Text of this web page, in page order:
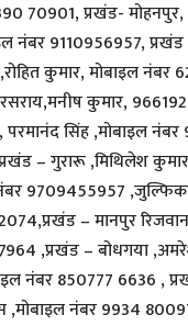
70901, प्रखंड-
नंबर 9110956957,
कुमार, मोबाइल नंबर
कुमार,
सिंह ,मोबाइल
– गुरारू ,मिथिलेश
9709455957
– मानपुर
,प्रखंड – बोधगया
नंबर 850777 6636 ,
,मोबाइल नंबर 9934